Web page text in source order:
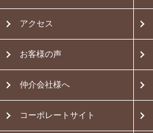
アクセス
お客様の声
仲介会社様へ
コーポレートサイト